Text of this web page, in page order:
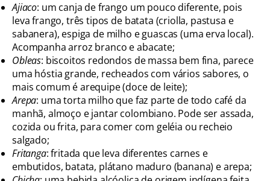
Ajiaco: um canja de frango um pouco diferente, pois
leva frango, três tipos de batata (criolla, pastusa e
sabanera), espiga de milho e guascas (uma erva local).
Acompanha arroz branco e abacate;
Obleas: biscoitos redondos de massa bem fina, parece
uma hóstia grande, recheados com vários sabores, o
mais comum é arequipe (doce de leite);
Arepa: uma torta milho que faz parte de todo café da
manhã, almoço e jantar colombiano. Pode ser assada,
cozida ou frita, para comer com geléia ou recheio
salgado;
Fritanga: fritada que leva diferentes carnes e
embutidos, batata, plátano maduro (banana) e arepa;